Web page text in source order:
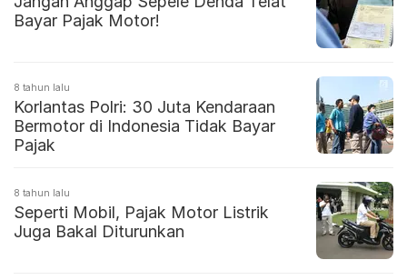
Bayar Pajak Motor!
8 tahun lalu
Korlantas Polri: 30 Juta Kendaraan
Bermotor di Indonesia Tidak Bayar
Pajak
8 tahun lalu
Seperti Mobil, Pajak Motor Listrik
Juga Bakal Diturunkan